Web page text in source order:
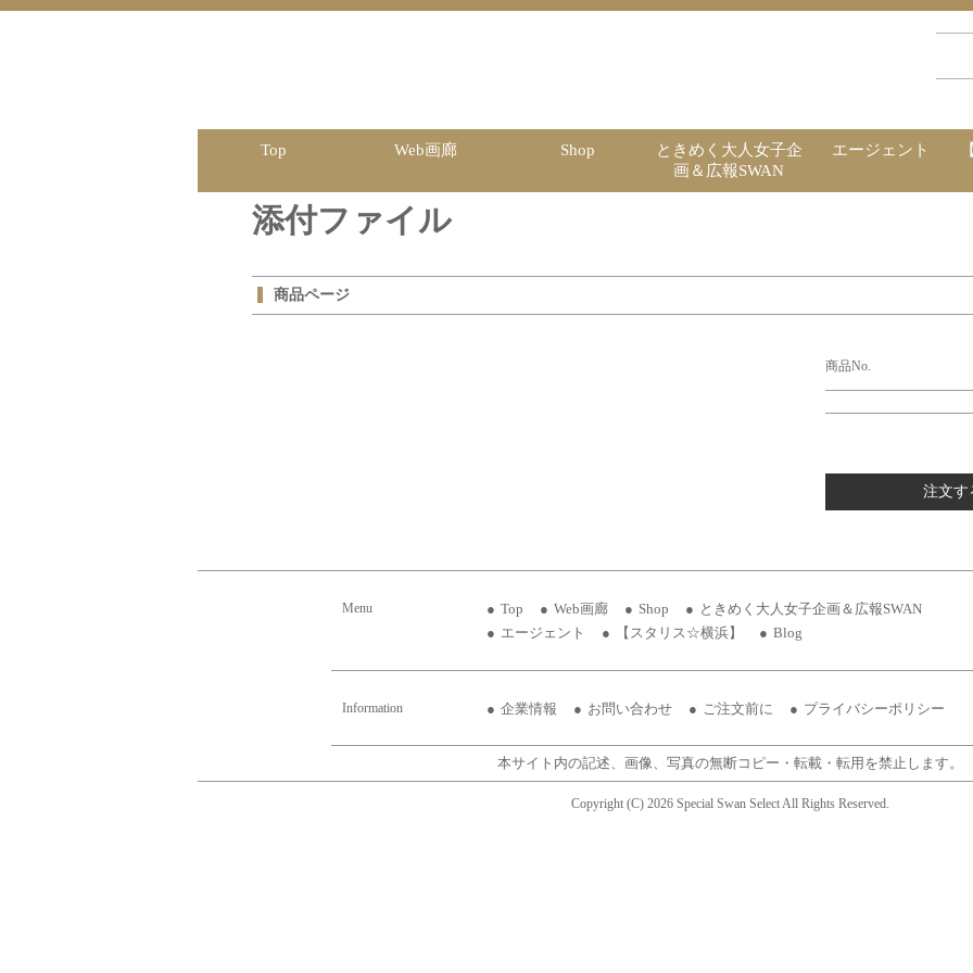
Top Web画廊 Shop
ときめく大人女子企
画＆広報SWAN
エージェント
添付ファイル
商品ページ
商品No.
注文す
Menu Top Web画廊 Shop
ときめく大人女子企画＆広報SWAN
エージェント
【スタリス☆横浜】 Blog
Information 企業情報 お問い合わせ ご注文前に プライバシーポリシー
本サイト内の記述、画像、写真の無断コピー・転載・転用を禁止します。
Copyright (C) 2026 Special Swan Select All Rights Reserved.